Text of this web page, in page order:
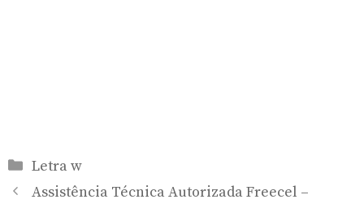
Categorias
Letra w
Assistência Técnica Autorizada Freecel –